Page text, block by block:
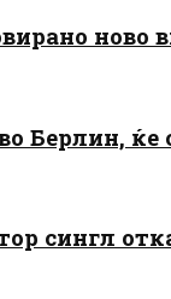
ново
Берлин,
сингл